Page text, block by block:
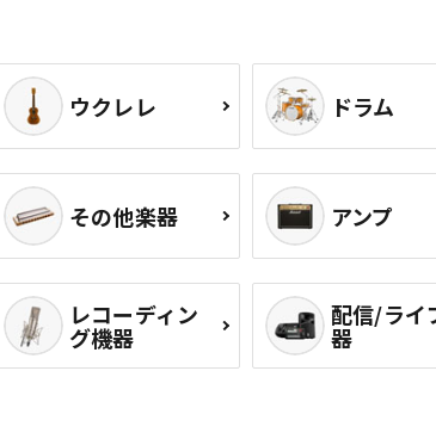
ウクレレ ドラム
その他楽器 アンプ
レコーディン
グ機器
配信/ライ
器